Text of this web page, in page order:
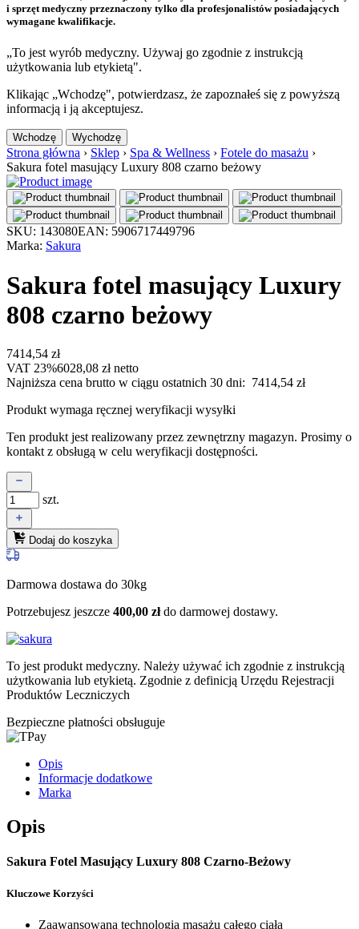
i sprzęt medyczny przeznaczony tylko dla profesjonalistów posiadających
wymagane kwalifikacje.
„To jest wyrób medyczny. Używaj go zgodnie z instrukcją
użytkowania lub etykietą".
Klikając „Wchodzę", potwierdzasz, że zapoznałeś się z powyższą
informacją i ją akceptujesz.
Wchodzę Wychodzę
Strona główna › Sklep › Spa & Wellness › Fotele do masażu ›
Sakura fotel masujący Luxury 808 czarno beżowy
SKU: 143080EAN: 5906717449796
Marka: Sakura
Sakura fotel masujący Luxury
808 czarno beżowy
7414,54 zł
VAT 23%6028,08 złnetto
Najniższa cena brutto w ciągu ostatnich 30 dni: 7414,54 zł
Produkt wymaga ręcznej weryfikacji wysyłki
Ten produkt jest realizowany przez zewnętrzny magazyn. Prosimy o
kontakt z obsługą w celu weryfikacji dostępności.
szt.
Dodaj do koszyka
Darmowa dostawa do 30kg
Potrzebujesz jeszcze 400,00 złdo darmowej dostawy.
To jest produkt medyczny. Należy używać ich zgodnie z instrukcją
użytkowania lub etykietą. Zgodnie z definicją Urzędu Rejestracji
Produktów Leczniczych
Bezpieczne płatności obsługuje
Opis
Informacje dodatkowe
Marka
Opis
Sakura Fotel Masujący Luxury 808 Czarno-Beżowy
Kluczowe Korzyści
Zaawansowana technologia masażu całego ciała